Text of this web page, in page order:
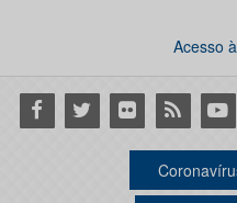
Acesso
Facebook
Twitter Flickr RSS